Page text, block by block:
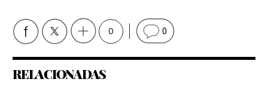
0 0
RELACIONADAS